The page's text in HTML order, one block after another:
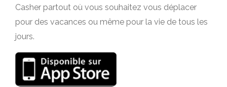
Casher partout où vous souhaitez vous déplacer
pour des vacances ou même pour la vie de tous les
jours.